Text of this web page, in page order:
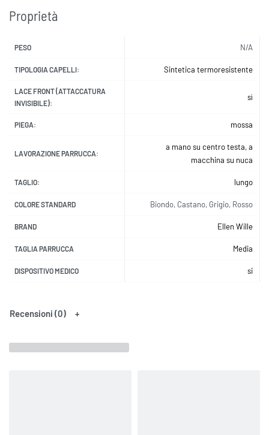
Proprietà
PESO N/A
TIPOLOGIA CAPELLI: Sintetica termoresistente
LACE FRONT (ATTACCATURA
INVISIBILE):
sì
PIEGA: mossa
LAVORAZIONE PARRUCCA:
a mano su centro testa, a
macchina su nuca
TAGLIO: lungo
COLORE STANDARD Biondo, Castano, Grigio, Rosso
BRAND Ellen Wille
TAGLIA PARRUCCA Media
DISPOSITIVO MEDICO si
Recensioni (0)